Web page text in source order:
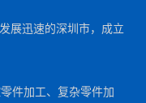
展迅速的深圳市，成立
件加工、复杂零件加